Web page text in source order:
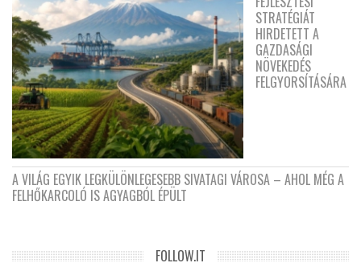
STRATÉGIÁT
HIRDETETT A
GAZDASÁGI
NÖVEKEDÉS
FELGYORSÍTÁSÁRA
A VILÁG EGYIK LEGKÜLÖNLEGESEBB SIVATAGI VÁROSA – AHOL MÉG A
FELHŐKARCOLÓ IS AGYAGBÓL ÉPÜLT
FOLLOW.IT